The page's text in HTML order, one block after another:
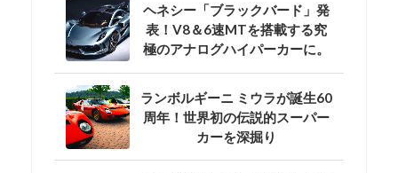
ヘネシー「ブラックバード」発
表！V8＆6速MTを搭載する究
極のアナログハイパーカーに。
ランボルギーニ ミウラが誕生60
周年！世界初の伝説的スーパー
カーを深掘り